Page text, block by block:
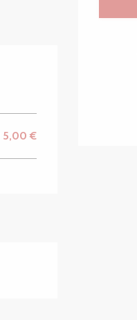
5,00 €